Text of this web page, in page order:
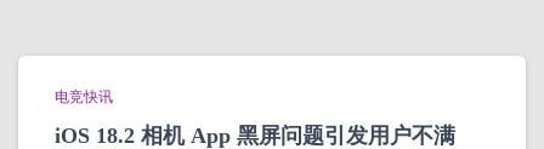
电竞快讯
iOS 18.2 相机 App 黑屏问题引发用户不满